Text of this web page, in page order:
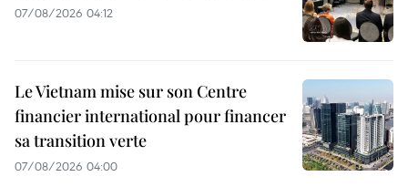
07/08/2026 04:12
Le Vietnam mise sur son Centre
financier international pour financer
sa transition verte
07/08/2026 04:00